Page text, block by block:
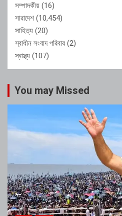
সম্পাদকীয় (16)
সারাদেশ (10,454)
সাহিত্য (20)
স্বাধীন সংবাদ পরিবার (2)
স্বাস্থ্য (107)
You may Missed